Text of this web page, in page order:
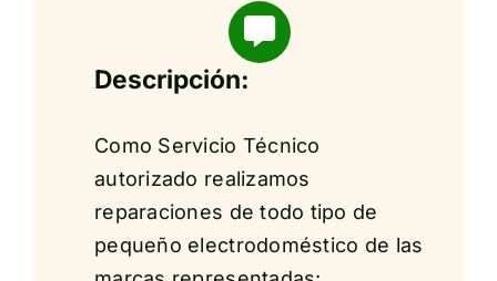
Descripción:
Como Servicio Técnico
autorizado realizamos
reparaciones de todo tipo de
pequeño electrodoméstico de las